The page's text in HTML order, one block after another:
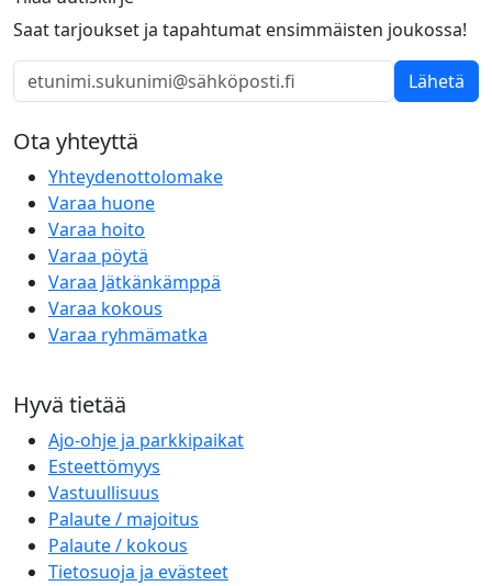
Saat tarjoukset ja tapahtumat ensimmäisten joukossa!
Lähetä
Ota yhteyttä
Yhteydenottolomake
Varaa huone
Varaa hoito
Varaa pöytä
Varaa Jätkänkämppä
Varaa kokous
Varaa ryhmämatka
Hyvä tietää
Ajo-ohje ja parkkipaikat
Esteettömyys
Vastuullisuus
Palaute / majoitus
Palaute / kokous
Tietosuoja ja evästeet